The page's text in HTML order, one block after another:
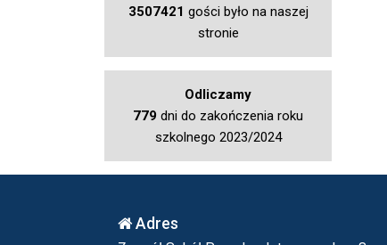
3507421 gości było na naszej
stronie
Odliczamy
779 dni do zakończenia roku
szkolnego 2023/2024
Adres